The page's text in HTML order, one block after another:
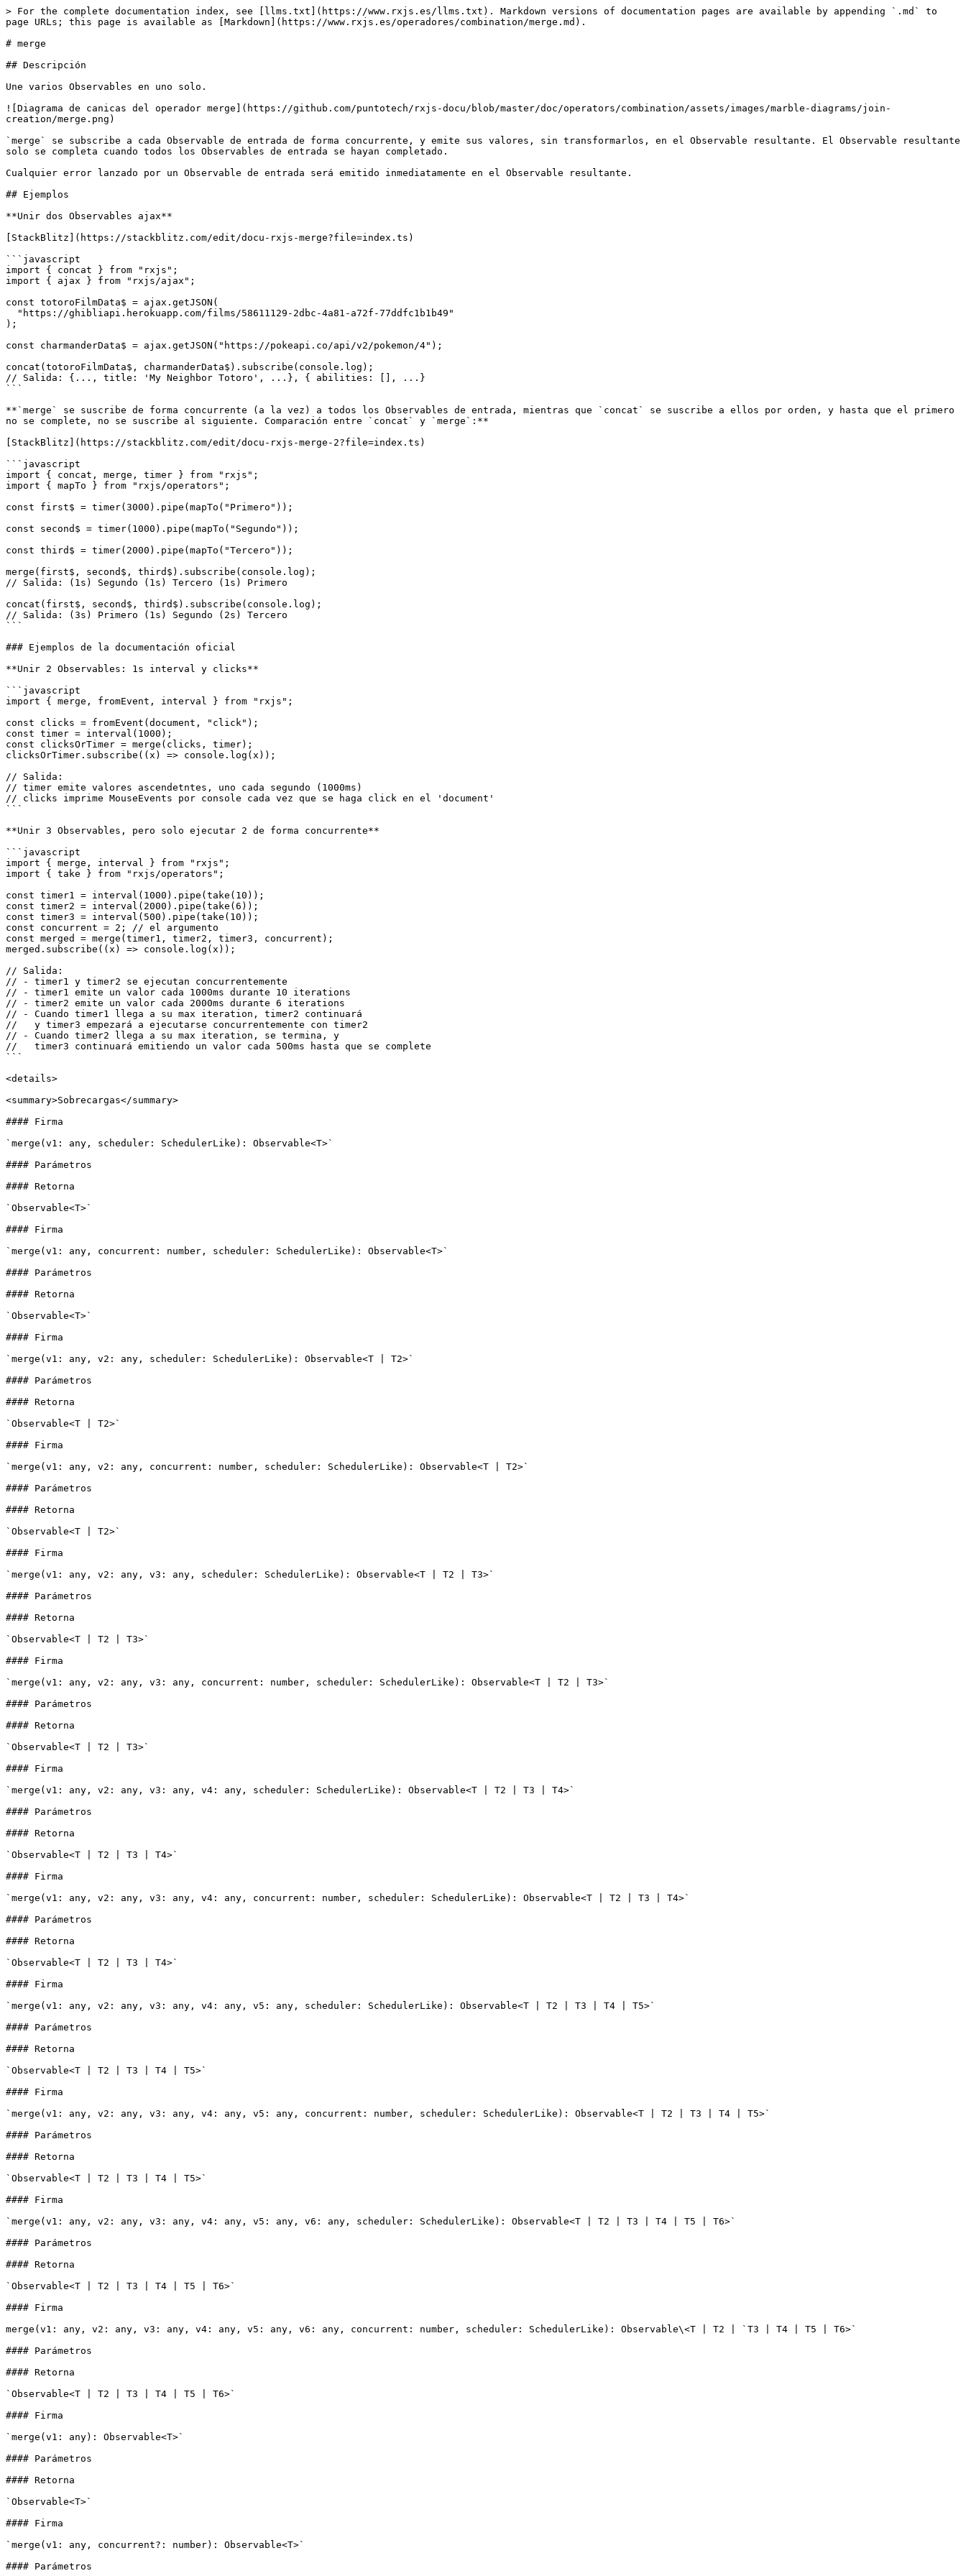
> For the complete documentation index, see [llms.txt](https://www.rxjs.es/llms.txt). Markdown versions of documentation pages are available by appending `.md` to
page URLs; this page is available as [Markdown](https://www.rxjs.es/operadores/combination/merge.md).
# merge
## Descripción
Une varios Observables en uno solo.
![Diagrama de canicas del operador merge](https://github.com/puntotech/rxjs-docu/blob/master/doc/operators/combination/assets/images/marble-diagrams/join-
creation/merge.png)
`merge` se subscribe a cada Observable de entrada de forma concurrente, y emite sus valores, sin transformarlos, en el Observable resultante. El Observable resultante
solo se completa cuando todos los Observables de entrada se hayan completado.
Cualquier error lanzado por un Observable de entrada será emitido inmediatamente en el Observable resultante.
## Ejemplos
**Unir dos Observables ajax**
[StackBlitz](https://stackblitz.com/edit/docu-rxjs-merge?file=index.ts)
```javascript
import { concat } from "rxjs";
import { ajax } from "rxjs/ajax";
const totoroFilmData$ = ajax.getJSON(
);
const charmanderData$ = ajax.getJSON("https://pokeapi.co/api/v2/pokemon/4");
concat(totoroFilmData$, charmanderData$).subscribe(console.log);
// Salida: {..., title: 'My Neighbor Totoro', ...}, { abilities: [], ...}
```
**`merge` se suscribe de forma concurrente (a la vez) a todos los Observables de entrada, mientras que `concat` se suscribe a ellos por orden, y hasta que el primero
no se complete, no se suscribe al siguiente. Comparación entre `concat` y `merge`:**
[StackBlitz](https://stackblitz.com/edit/docu-rxjs-merge-2?file=index.ts)
```javascript
import { concat, merge, timer } from "rxjs";
import { mapTo } from "rxjs/operators";
const first$ = timer(3000).pipe(mapTo("Primero"));
const second$ = timer(1000).pipe(mapTo("Segundo"));
const third$ = timer(2000).pipe(mapTo("Tercero"));
merge(first$, second$, third$).subscribe(console.log);
// Salida: (1s) Segundo (1s) Tercero (1s) Primero
concat(first$, second$, third$).subscribe(console.log);
// Salida: (3s) Primero (1s) Segundo (2s) Tercero
```
### Ejemplos de la documentación oficial
**Unir 2 Observables: 1s interval y clicks**
```javascript
import { merge, fromEvent, interval } from "rxjs";
const clicks = fromEvent(document, "click");
const timer = interval(1000);
const clicksOrTimer = merge(clicks, timer);
clicksOrTimer.subscribe((x) => console.log(x));
// Salida:
// timer emite valores ascendetntes, uno cada segundo (1000ms)
// clicks imprime MouseEvents por console cada vez que se haga click en el 'document'
```
**Unir 3 Observables, pero solo ejecutar 2 de forma concurrente**
```javascript
import { merge, interval } from "rxjs";
import { take } from "rxjs/operators";
const timer1 = interval(1000).pipe(take(10));
const timer2 = interval(2000).pipe(take(6));
const timer3 = interval(500).pipe(take(10));
const concurrent = 2; // el argumento
const merged = merge(timer1, timer2, timer3, concurrent);
merged.subscribe((x) => console.log(x));
// Salida:
// - timer1 y timer2 se ejecutan concurrentemente
// - timer1 emite un valor cada 1000ms durante 10 iterations
// - timer2 emite un valor cada 2000ms durante 6 iterations
// - Cuando timer1 llega a su max iteration, timer2 continuará
//   y timer3 empezará a ejecutarse concurrentemente con timer2
// - Cuando timer2 llega a su max iteration, se termina, y
//   timer3 continuará emitiendo un valor cada 500ms hasta que se complete
```
<details>
<summary>Sobrecargas</summary>
#### Firma
`merge(v1: any, scheduler: SchedulerLike): Observable<T>`
#### Parámetros
#### Retorna
`Observable<T>`
#### Firma
`merge(v1: any, concurrent: number, scheduler: SchedulerLike): Observable<T>`
#### Parámetros
#### Retorna
`Observable<T>`
#### Firma
`merge(v1: any, v2: any, scheduler: SchedulerLike): Observable<T | T2>`
#### Parámetros
#### Retorna
`Observable<T | T2>`
#### Firma
`merge(v1: any, v2: any, concurrent: number, scheduler: SchedulerLike): Observable<T | T2>`
#### Parámetros
#### Retorna
`Observable<T | T2>`
#### Firma
`merge(v1: any, v2: any, v3: any, scheduler: SchedulerLike): Observable<T | T2 | T3>`
#### Parámetros
#### Retorna
`Observable<T | T2 | T3>`
#### Firma
`merge(v1: any, v2: any, v3: any, concurrent: number, scheduler: SchedulerLike): Observable<T | T2 | T3>`
#### Parámetros
#### Retorna
`Observable<T | T2 | T3>`
#### Firma
`merge(v1: any, v2: any, v3: any, v4: any, scheduler: SchedulerLike): Observable<T | T2 | T3 | T4>`
#### Parámetros
#### Retorna
`Observable<T | T2 | T3 | T4>`
#### Firma
`merge(v1: any, v2: any, v3: any, v4: any, concurrent: number, scheduler: SchedulerLike): Observable<T | T2 | T3 | T4>`
#### Parámetros
#### Retorna
`Observable<T | T2 | T3 | T4>`
#### Firma
`merge(v1: any, v2: any, v3: any, v4: any, v5: any, scheduler: SchedulerLike): Observable<T | T2 | T3 | T4 | T5>`
#### Parámetros
#### Retorna
`Observable<T | T2 | T3 | T4 | T5>`
#### Firma
`merge(v1: any, v2: any, v3: any, v4: any, v5: any, concurrent: number, scheduler: SchedulerLike): Observable<T | T2 | T3 | T4 | T5>`
#### Parámetros
#### Retorna
`Observable<T | T2 | T3 | T4 | T5>`
#### Firma
`merge(v1: any, v2: any, v3: any, v4: any, v5: any, v6: any, scheduler: SchedulerLike): Observable<T | T2 | T3 | T4 | T5 | T6>`
#### Parámetros
#### Retorna
`Observable<T | T2 | T3 | T4 | T5 | T6>`
#### Firma
merge(v1: any, v2: any, v3: any, v4: any, v5: any, v6: any, concurrent: number, scheduler: SchedulerLike): Observable\<T | T2 | `T3 | T4 | T5 | T6>`
#### Parámetros
#### Retorna
`Observable<T | T2 | T3 | T4 | T5 | T6>`
#### Firma
`merge(v1: any): Observable<T>`
#### Parámetros
#### Retorna
`Observable<T>`
#### Firma
`merge(v1: any, concurrent?: number): Observable<T>`
#### Parámetros